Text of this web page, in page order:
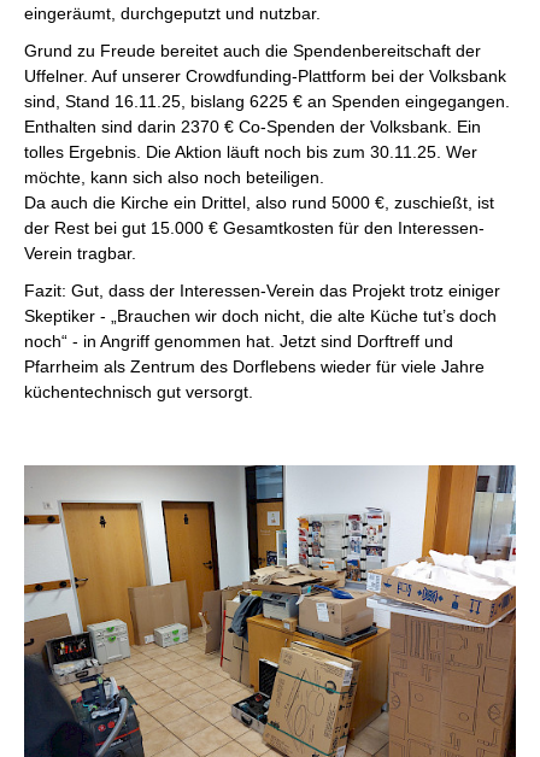
eingeräumt, durchgeputzt und nutzbar.
Grund zu Freude bereitet auch die Spendenbereitschaft der
Uffelner. Auf unserer Crowdfunding-Plattform bei der Volksbank
sind, Stand 16.11.25, bislang 6225 € an Spenden eingegangen.
Enthalten sind darin 2370 € Co-Spenden der Volksbank. Ein
tolles Ergebnis. Die Aktion läuft noch bis zum 30.11.25. Wer
möchte, kann sich also noch beteiligen.
Da auch die Kirche ein Drittel, also rund 5000 €, zuschießt, ist
der Rest bei gut 15.000 € Gesamtkosten für den Interessen-
Verein tragbar.
Fazit: Gut, dass der Interessen-Verein das Projekt trotz einiger
Skeptiker - „Brauchen wir doch nicht, die alte Küche tut’s doch
noch“ - in Angriff genommen hat. Jetzt sind Dorftreff und
Pfarrheim als Zentrum des Dorflebens wieder für viele Jahre
küchentechnisch gut versorgt.